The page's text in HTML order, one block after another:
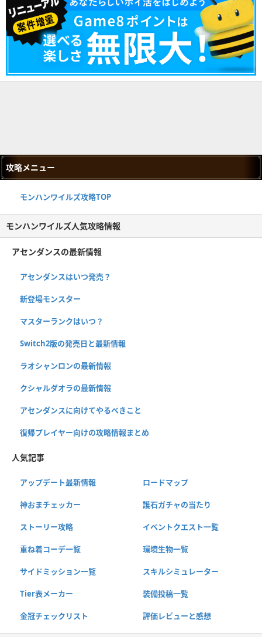
攻略メニュー
モンハンワイルズ攻略TOP
モンハンワイルズ人気攻略情報
アセンダンスの最新情報
アセンダンスはいつ発売？
新登場モンスター
マスターランクはいつ？
Switch2版の発売日と最新情報
ラオシャンロンの最新情報
クシャルダオラの最新情報
アセンダンスに向けてやるべきこと
復帰プレイヤー向けの攻略情報まとめ
人気記事
アップデート最新情報 ロードマップ
神おまチェッカー 護石ガチャの当たり
ストーリー攻略 イベントクエスト一覧
重ね着コーデ一覧 環境生物一覧
サイドミッション一覧 スキルシミュレーター
Tier表メーカー 装備投稿一覧
金冠チェックリスト 評価レビューと感想